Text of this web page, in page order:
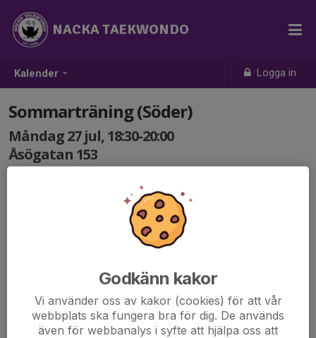
Kalender Logga in
NACKA TAEKWONDO
Sommarträning (Söder)
Måndag 27 jul, 18:30-20:00
Åsögatan 153
Alla medlemmar från 7 år är välkomna, helt
Tag med skyddsutrustning om ni har!
Godkänn kakor
Vi använder oss av kakor (cookies) för att vår
webbplats ska fungera bra för dig. De används
även för webbanalys i syfte att hjälpa oss att